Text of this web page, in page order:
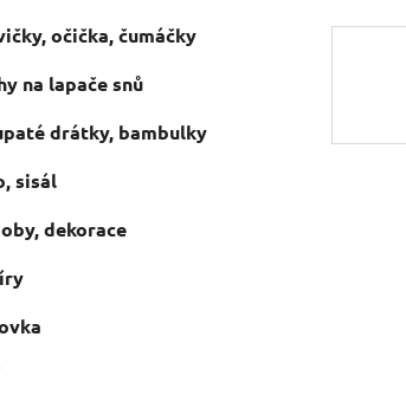
očička, čumáčky
na lapače snů
drátky, bambulky
sisál
dekorace